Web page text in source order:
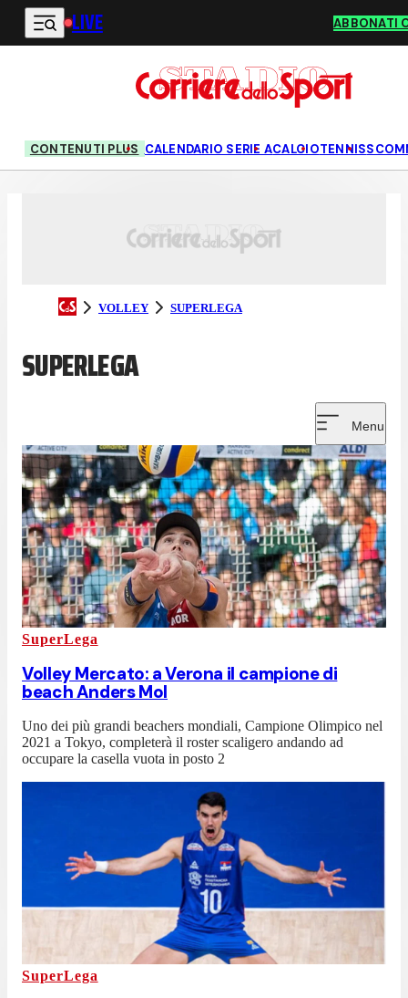
Vai al contenuto principale
LIVE ABBONATI
CONTENUTI PLUS CALENDARIO SERIE ACALCIOTENNIS
VOLLEY SUPERLEGA
SUPERLEGA
Menu
SuperLega
Volley Mercato: a Verona il campione di
beach Anders Mol
Uno dei più grandi beachers mondiali, Campione Olimpico nel
2021 a Tokyo, completerà il roster scaligero andando ad
occupare la casella vuota in posto 2
SuperLega